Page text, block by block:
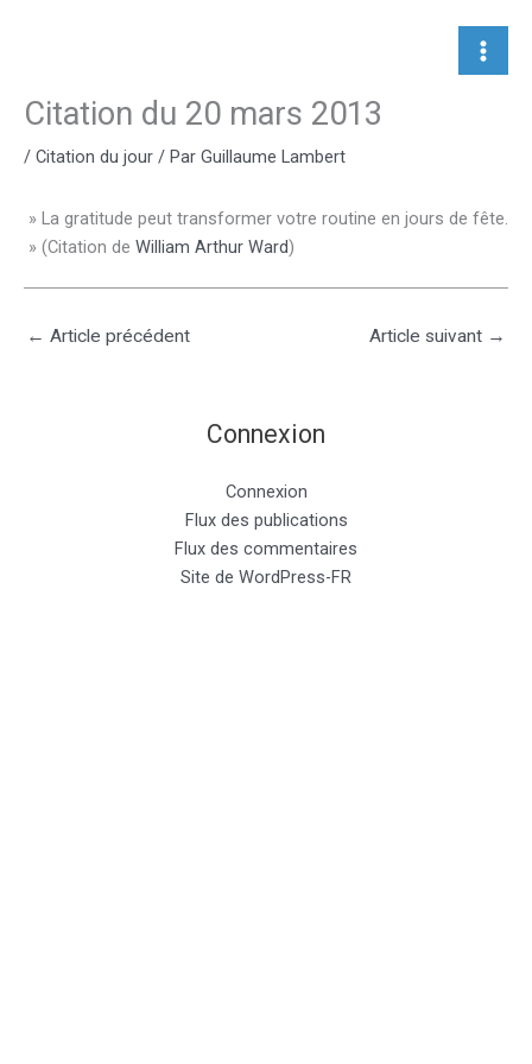
Citation du 20 mars 2013
/ Citation du jour / Par Guillaume Lambert
» La gratitude peut transformer votre routine en jours de fête.
» (Citation de William Arthur Ward)
← Article précédent Article suivant →
Connexion
Connexion
Flux des publications
Flux des commentaires
Site de WordPress-FR